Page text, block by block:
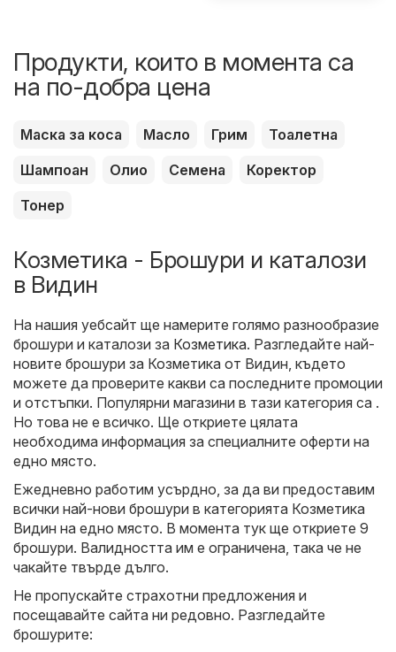
Продукти, които в момента са
на по-добра цена
Маска за коса Масло Грим
Тоалетна
Шампоан
Олио Семена
Коректор
Тонер
Козметика - Брошури и каталози
в Видин
На нашия уебсайт ще намерите голямо разнообразие
брошури и каталози за Козметика. Разгледайте най-
новите брошури за Козметика от Видин, където
можете да проверите какви са последните промоции
и отстъпки. Популярни магазини в тази категория са .
Но това не е всичко. Ще откриете цялата
необходима информация за специалните оферти на
едно място.
Ежедневно работим усърдно, за да ви предоставим
всички най-нови брошури в категорията Козметика
Видин на едно място. В момента тук ще откриете 9
брошури. Валидността им е ограничена, така че не
чакайте твърде дълго.
Не пропускайте страхотни предложения и
посещавайте сайта ни редовно. Разгледайте
брошурите: